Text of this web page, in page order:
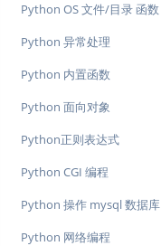
Python OS 文件/目录 函数
Python 异常处理
Python 内置函数
Python 面向对象
Python正则表达式
Python CGI 编程
Python 操作 mysql 数据库
Python 网络编程